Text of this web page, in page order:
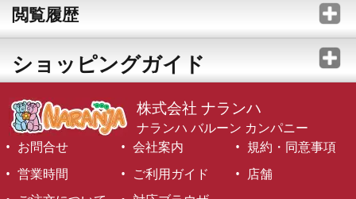
閲覧履歴
ショッピングガイド
株式会社 ナランハ
ナランハ バルーン カンパニー
お問合せ
会社案内
規約・同意事項
営業時間
ご利用ガイド
店舗